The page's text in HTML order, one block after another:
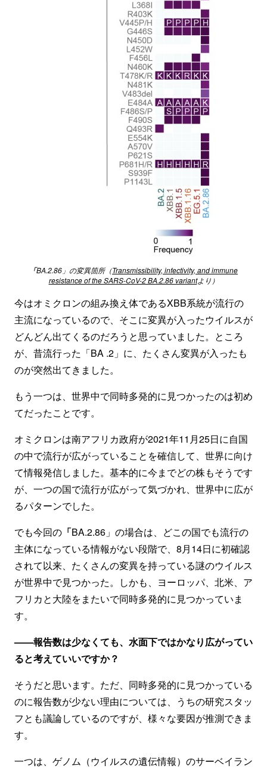
「BA.2.86」の変異箇所（Transmissibility, infectivity, and immune
resistance of the SARS-CoV-2 BA.2.86 variantより）
今はオミクロンの組み換え体であるXBB系統が流行の
主流になっているので、そこに変異が入ったウイルスが
どんどん出てくるのだろうと思っていました。ところ
が、昔流行った「BA .2」に、たくさん変異が入ったも
のが突然出てきました。
もう一つは、世界中で同時多発的に見つかったのは初め
てだったことです。
オミクロンは南アフリカ政府が2021年11月25日に自国
の中で流行が広がっていることを確信して、世界に向け
て情報発信しました。基本的に今までどの株もそうです
が、一つの国で流行が広がって気づかれ、世界中に広が
るパターンでした。
でも今回の 「BA.2.86」の場合は、どこの国でも流行の
主体になっている情報がない段階で、8月14日に初確認
されて以来、たくさんの変異を持っている謎のウイルス
が世界中で見つかった。しかも、ヨーロッパ、北米、ア
フリカと大陸をまたいで同時多発的に見つかっていま
す。
——報告数は少なくても、水面下ではかなり広がってい
ると考えていいですか？
そうだと思います。ただ、同時多発的に見つかっている
のに報告数が少ない理由については、うちの研究スタッ
フとも議論しているのですが、様々な要因が推測できま
す。
一つは、ゲノム（ウイルスの遺伝情報）のサーベイラン